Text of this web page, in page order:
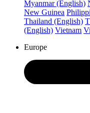
Myanmar (English)
New Guinea
Thailand (English)
(English) Vietnam
Europe